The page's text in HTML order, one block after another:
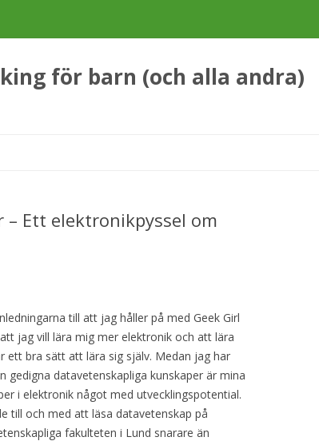
för barn (och alla andra)
Ett elektronikpyssel om
till att jag håller på med Geek Girl
jag vill lära mig mer elektronik och att lära
ett bra sätt att lära sig själv. Medan jag har
gedigna datavetenskapliga kunskaper är mina
i elektronik något med utvecklingspotential.
till och med att läsa datavetenskap på
fakulteten i Lund snarare än